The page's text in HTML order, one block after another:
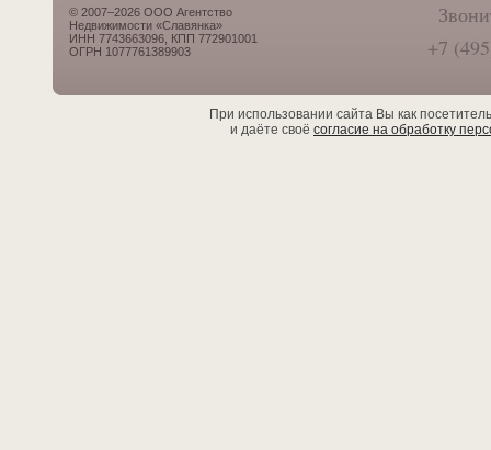
© 2007–2026 ООО Агентство
Недвижимости «Славянка»
ИНН 7743663096, КПП 772901001
ОГРН 1077761389903
+7
При использовании сайта Вы как
и даёте своё согласие на обработку